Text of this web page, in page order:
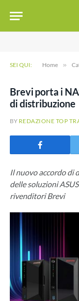
SEI QUI: Home »
Brevi porta i
di distribuzione
BY REDAZIONE TOP
Il nuovo accordo di
delle soluzioni
rivenditori Brevi